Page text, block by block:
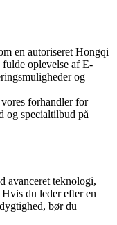
en autoriseret Hongqi
oplevelse af E-
og
forhandler for
og specialtilbud på
avanceret teknologi,
du leder efter en
bør du